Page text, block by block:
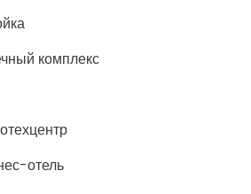
комплекс
отель